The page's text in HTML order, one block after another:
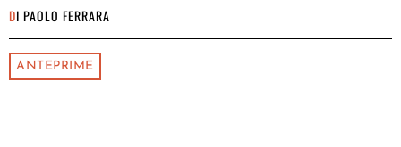
DI PAOLO FERRARA
ANTEPRIME